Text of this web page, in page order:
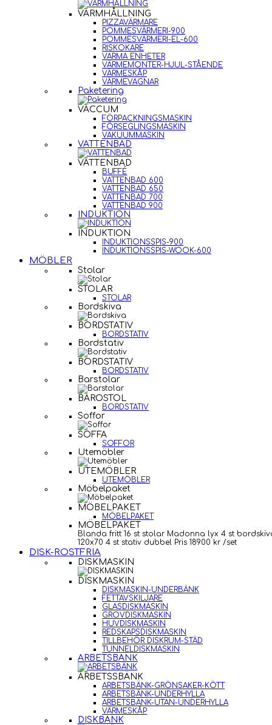
VARMHÅLLNING
PIZZAVÄRMARE
POMMESVÄRMERI-900
POMMESVÄRMERI-EL-600
RISKOKARE
VARMA ENHETER
VÄRMEMONTER-HJUL-STÅENDE
VÄRMESKÅP
VÄRMEVAGNAR
Paketering
VACCUM
FÖRPACKNINGSMASKIN
FÖRSEGLINGSMASKIN
VAKUUMMASKIN
VATTENBAD
VATTENBAD
BUFFÉ
VATTENBAD 600
VATTENBAD 650
VATTENBAD 700
VATTENBAD 900
INDUKTION
INDUKTION
INDUKTIONSSPIS-900
INDUKTIONSSPIS-WOOK-600
MÖBLER
Stolar
STOLAR
STOLAR
Bordskiva
BORDSTATIV
BORDSTATIV
Bordstativ
BORDSTATIV
BORDSTATIV
Barstolar
BAROSTOL
BORDSTATIV
Soffor
SOFFA
SOFFOR
Utemöbler
UTEMÖBLER
UTEMÖBLER
Möbelpaket
MÖBELPAKET
MÖBELPAKET
MÖBELPAKET
Blanda fritt 16 st stolar Madonna lyx 4 st
120x70 4 st stativ dubbel Pris 18900 kr /set
DISK-ROSTFRIA
DISKMASKIN
DISKMASKIN
DISKMASKIN-UNDERBÄNK
FETTAVSKILJARE
GLASDISKMASKIN
GROVDISKMASKIN
HUVDISKMASKIN
REDSKAPSDISKMASKIN
TILLBEHÖR DISKRUM-STÄD
TUNNELDISKMASKIN
ARBETSBÄNK
ARBETSSBÄNK
ARBETSBÄNK-GRÖNSAKER-KÖTT
ARBETSBÄNK-UNDERHYLLA
ARBETSBÄNK-UTAN-UNDERHYLLA
VÄRMESKÅP
DISKBÄNK